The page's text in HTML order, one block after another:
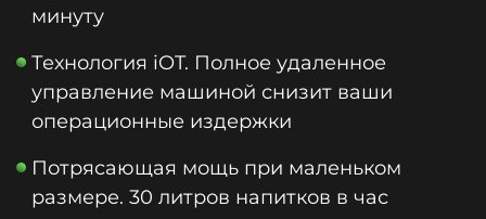
минуту
Технология iOT. Полное удаленное
управление машиной снизит ваши
операционные издержки
Потрясающая мощь при маленьком
размере. 30 литров напитков в час